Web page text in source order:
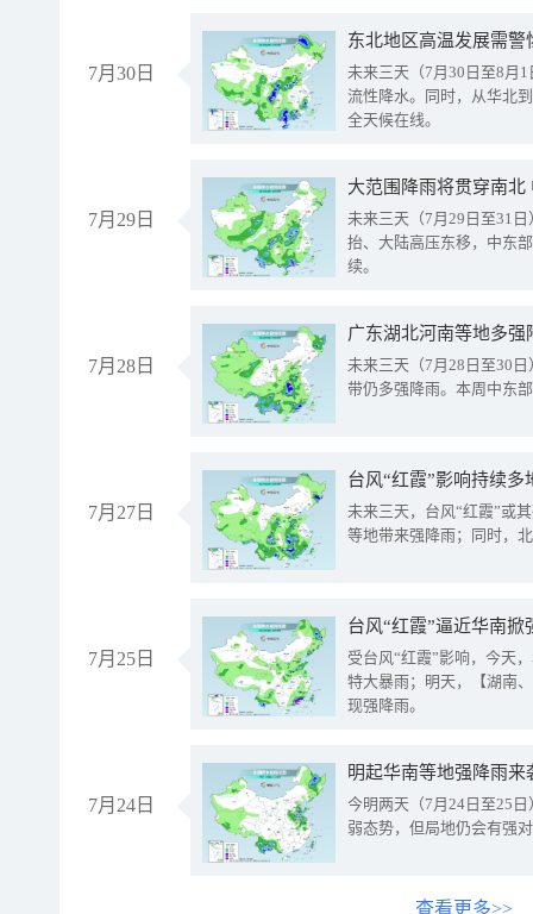
7月30日
东北地区高温发展需
未来三天（7月30日至8月
流性降水。同时，从华北
全天候在线。
7月29日
大范围降雨将贯穿南
未来三天（7月29日至31
抬、大陆高压东移，中东
续。
7月28日
广东湖北河南等地多
未来三天（7月28日至30
带仍多强降雨。本周中东
7月27日
台风“红霞”影响持续
未来三天，台风“红霞”或
等地带来强降雨；同时，
7月25日
台风“红霞”逼近华南
受台风“红霞”影响，今天
特大暴雨；明天，【湖南
现强降雨。
7月24日
明起华南等地强降雨
今明两天（7月24日至25
弱态势，但局地仍会有强
查看更多>>